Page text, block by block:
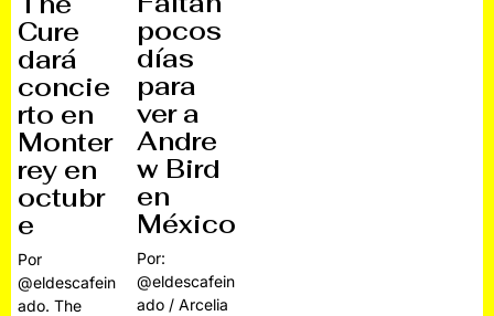
Cure
dará
concie
rto en
Monter
rey en
octubr
e
Por
@eldescafein
ado. The
pocos
días
para
ver a
Andre
w Bird
en
México
Por:
@eldescafein
ado / Arcelia